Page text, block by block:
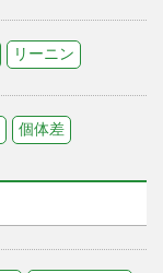
リーニン
個体差